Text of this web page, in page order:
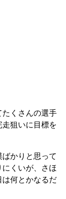
くさんの選手
狙いに目標を
かりと思って
くいが、さほ
は何とかなるだ